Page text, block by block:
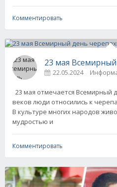
Комментировать
23 мая
22.05.2024
23 мая отмечается Всемирный
веков люди относились к
В культуре многих народов
мудростью и
Комментировать